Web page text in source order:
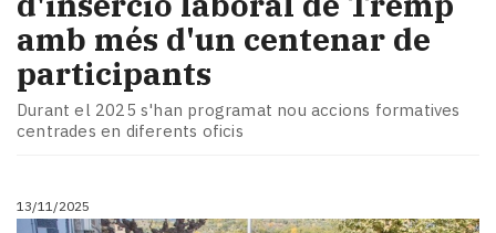
amb més d'un centenar de
participants
Durant el 2025 s'han programat nou accions formatives
centrades en diferents oficis
13/11/2025